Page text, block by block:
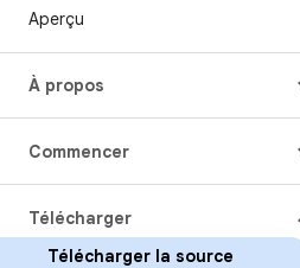
Aperçu
À propos
Commencer
Télécharger
Télécharger la source